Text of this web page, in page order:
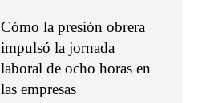
Cómo la presión obrera
impulsó la jornada
laboral de ocho horas en
las empresas